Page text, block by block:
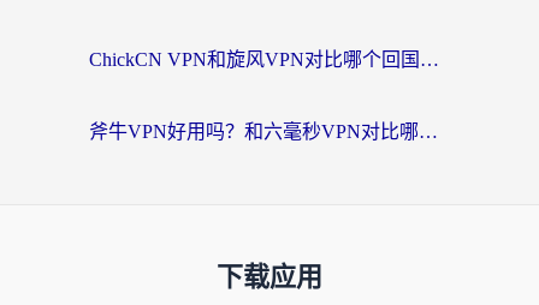
ChickCN VPN和旋风VPN对比哪个回国效果更好？海外党实测回国内网神器指南
斧牛VPN好用吗？和六毫秒VPN对比哪个回国效果更好？海外党亲测实用指南
下载应用